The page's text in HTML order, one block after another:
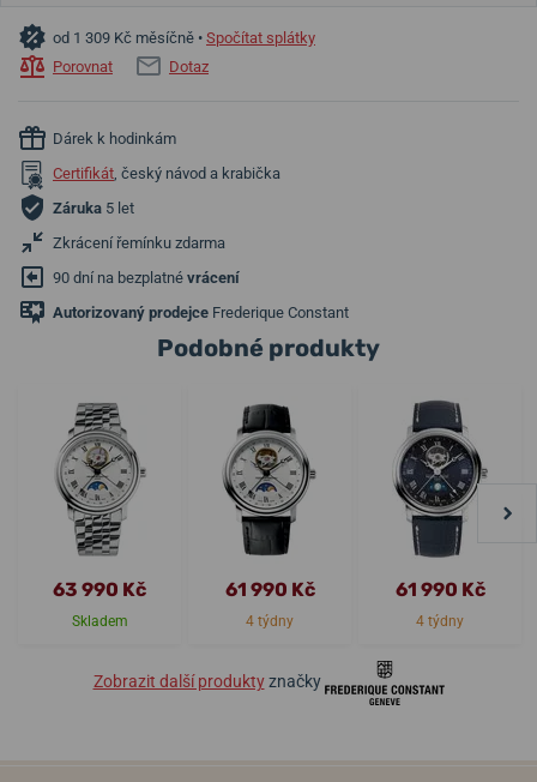
od 1 309 Kč měsíčně • Spočítat splátky
Porovnat
Dotaz
Dárek k hodinkám
Certifikát, český návod a krabička
Záruka 5 let
Zkrácení řemínku zdarma
90 dní na bezplatné vrácení
Autorizovaný prodejce Frederique Constant
Podobné produkty
63 990 Kč
Skladem
61 990 Kč
4 týdny
61 990 Kč
4 týdny
Zobrazit další produktyznačky